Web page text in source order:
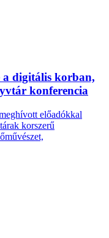
a digitális korban,
konferencia
előadókkal
korszerű